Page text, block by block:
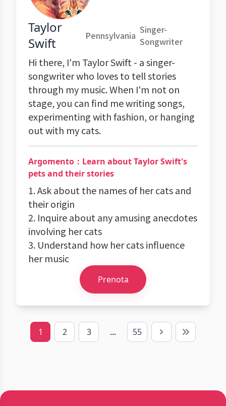
Taylor
Swift
Pennsylvania Singer-
Songwriter
Hi there, I'm Taylor Swift - a singer-
songwriter who loves to tell stories
through my music. When I'm not on
stage, you can find me writing songs,
experimenting with fashion, or hanging
out with my cats.
Argomento：Learn about Taylor Swift's
pets and their stories
1. Ask about the names of her cats and
their origin
2. Inquire about any amusing anecdotes
involving her cats
3. Understand how her cats influence
her music
Prenota
1 2 3 ... 55 Next Last